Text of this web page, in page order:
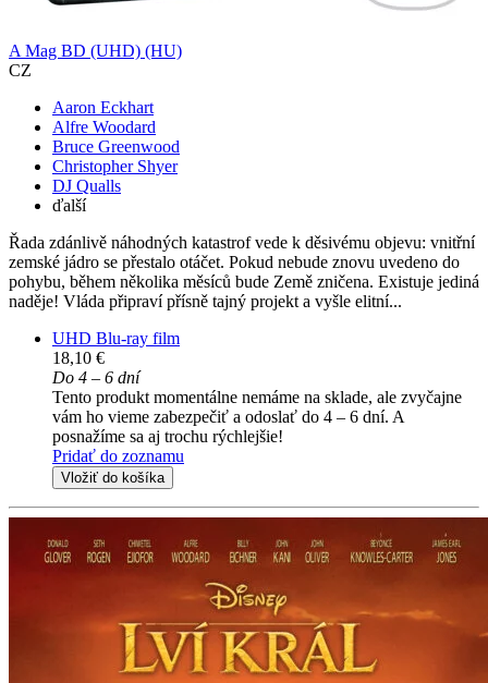
A Mag BD (UHD) (HU)
CZ
Aaron Eckhart
Alfre Woodard
Bruce Greenwood
Christopher Shyer
DJ Qualls
ďalší
Řada zdánlivě náhodných katastrof vede k děsivému objevu: vnitřní
zemské jádro se přestalo otáčet. Pokud nebude znovu uvedeno do
pohybu, během několika měsíců bude Země zničena. Existuje jediná
naděje! Vláda připraví přísně tajný projekt a vyšle elitní...
UHD Blu-ray film
18,10 €
Do 4 – 6 dní
Tento produkt momentálne nemáme na sklade, ale zvyčajne
vám ho vieme zabezpečiť a odoslať do 4 – 6 dní. A
posnažíme sa aj trochu rýchlejšie!
Pridať do zoznamu
Vložiť do košíka